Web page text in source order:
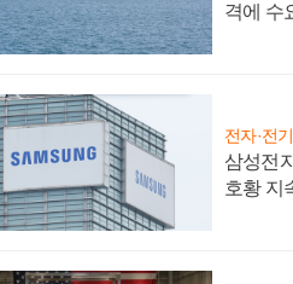
격에 수
전자·전
삼성전
호황 지